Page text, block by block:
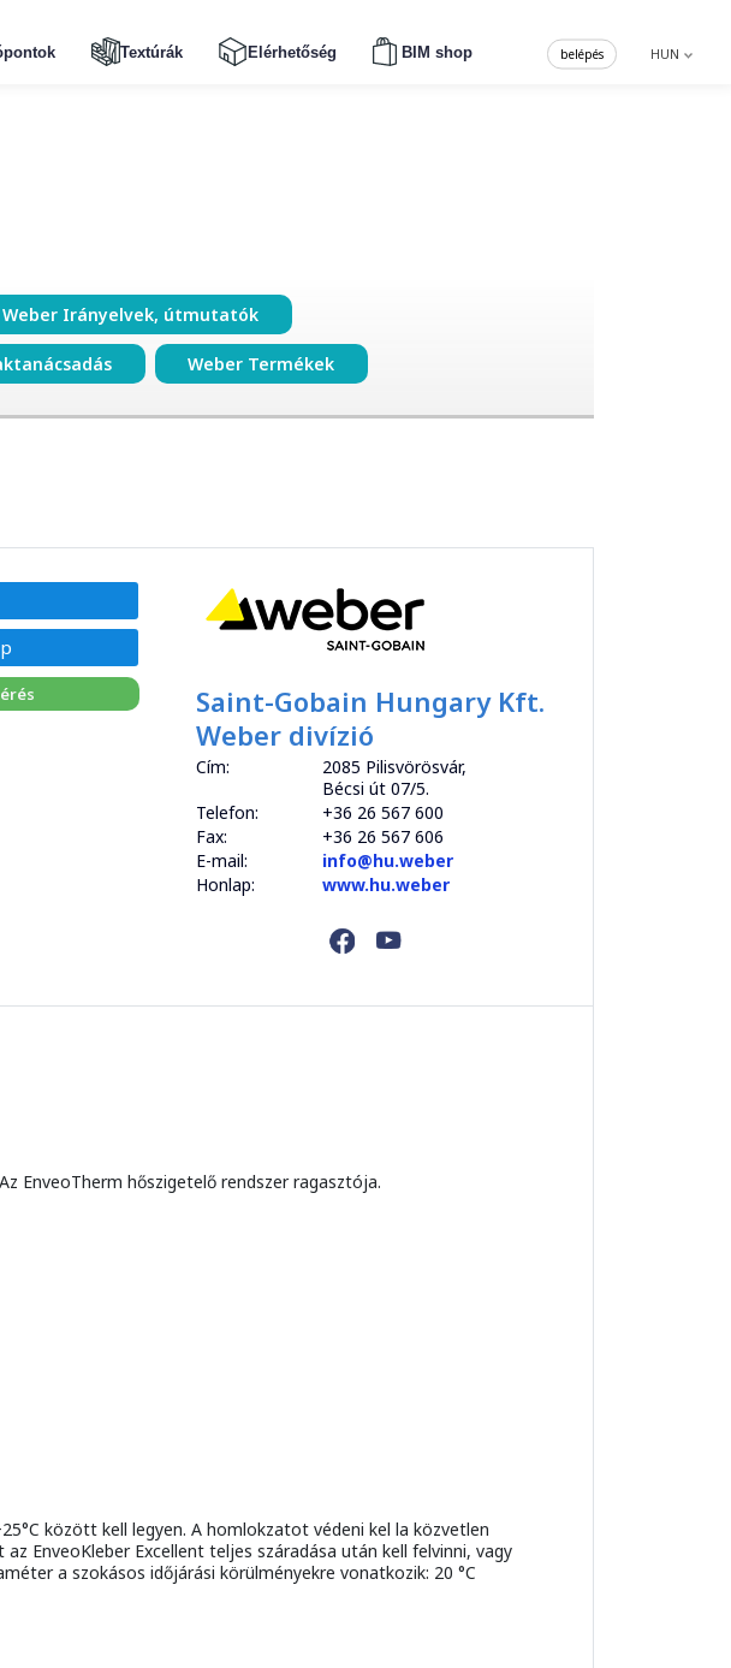
Textúrák Elérhetőség BIM shop HUN
belépés
Weber Irányelvek, útmutatók
Weber Termékek
Saint-Gobain Hungary Kft.
Weber divízió
Cím:
2085 Pilisvörösvár,
Bécsi út 07/5.
Telefon:
+36 26 567 600
Fax:
+36 26 567 606
E-mail:
info@hu.weber
Honlap:
www.hu.weber
EnveoTherm hőszigetelő rendszer ragasztója.
között kell legyen. A homlokzatot védeni kel la közvetlen
EnveoKleber Excellent teljes száradása után kell felvinni, vagy
a szokásos időjárási körülményekre vonatkozik: 20 °C